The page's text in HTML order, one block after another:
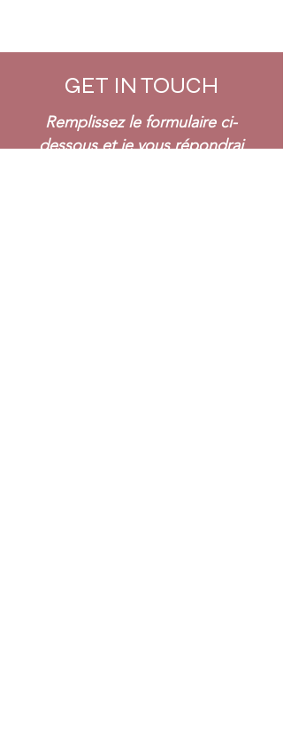
GET IN TOUCH
Remplissez le formulaire ci-
dessous et je vous répondrai